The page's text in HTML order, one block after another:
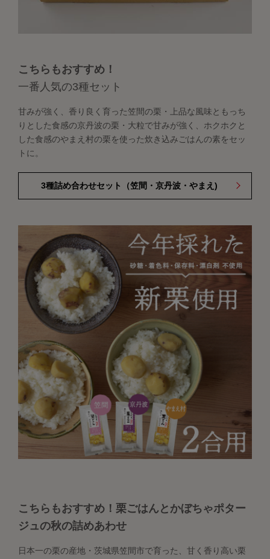
こちらもおすすめ！
一番人気の3種セット
甘みが強く、香り良く育った笠間の栗・上品な風味ともっち
りとした食感の京丹波の栗・大粒で甘みが強く、ホクホクと
した食感のやまえ村の栗を使った炊き込みごはんの素をセッ
トに。
3種詰め合わせセット（笠間・京丹波・やまえ)
こちらもおすすめ！栗ごはんとかぼちゃポター
ジュの秋の詰めあわせ
日本一の栗の産地・茨城県笠間市で育った、甘く香り高い栗